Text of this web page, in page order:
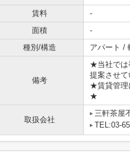
賃料 -
面積
-
種別/構造
アパート /
備考
★当社では
提案させ
★賃貸管理
★
取扱会社
三軒茶屋
TEL:03-